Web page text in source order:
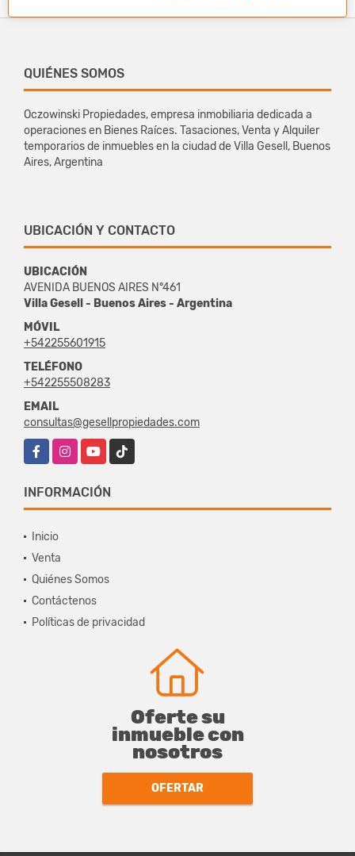
QUIÉNES SOMOS
Oczowinski Propiedades, empresa inmobiliaria dedicada a
operaciones en Bienes Raíces. Tasaciones, Venta y Alquiler
temporarios de inmuebles en la ciudad de Villa Gesell, Buenos
Aires, Argentina
UBICACIÓN Y CONTACTO
UBICACIÓN
AVENIDA BUENOS AIRES N°461
Villa Gesell - Buenos Aires - Argentina
MÓVIL
+542255601915
TELÉFONO
+542255508283
EMAIL
consultas@gesellpropiedades.com
FacebookInstagramYouTubeTikTok
INFORMACIÓN
Inicio
Venta
Quiénes Somos
Contáctenos
Políticas de privacidad
Oferte su
inmueble con
nosotros
OFERTAR